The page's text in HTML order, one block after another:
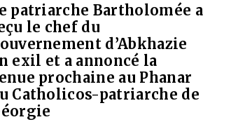
patriarche Bartholomée a
le chef du
d’Abkhazie
exil et a annoncé la
prochaine au Phanar
Catholicos-patriarche de